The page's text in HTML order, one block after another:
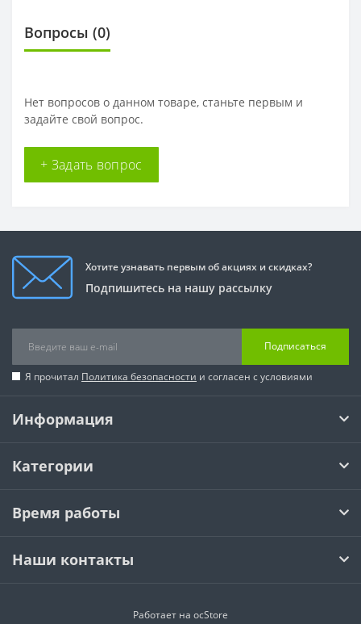
Вопросы (0)
Нет вопросов о данном товаре, станьте первым и
задайте свой вопрос.
+ Задать вопрос
Хотите узнавать первым об акциях и скидках?
Подпишитесь на нашу рассылку
Подписаться
Я прочитал Политика безопасности и согласен с условиями
Информация
Категории
Время работы
Наши контакты
Работает на ocStore